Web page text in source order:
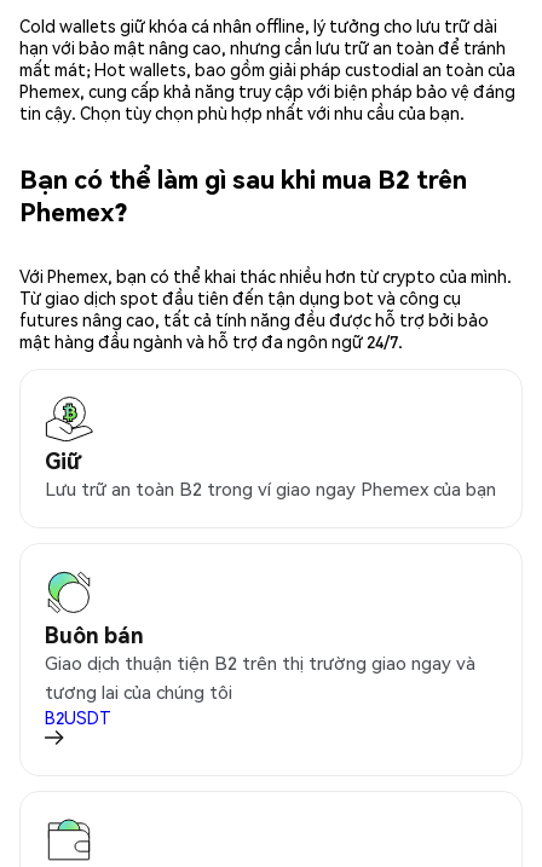
Cold wallets giữ khóa cá nhân offline, lý tưởng cho lưu trữ dài
hạn với bảo mật nâng cao, nhưng cần lưu trữ an toàn để tránh
mất mát; Hot wallets, bao gồm giải pháp custodial an toàn của
Phemex, cung cấp khả năng truy cập với biện pháp bảo vệ đáng
tin cậy. Chọn tùy chọn phù hợp nhất với nhu cầu của bạn.
Bạn có thể làm gì sau khi mua B2 trên
Phemex?
Với Phemex, bạn có thể khai thác nhiều hơn từ crypto của mình.
Từ giao dịch spot đầu tiên đến tận dụng bot và công cụ
futures nâng cao, tất cả tính năng đều được hỗ trợ bởi bảo
mật hàng đầu ngành và hỗ trợ đa ngôn ngữ 24/7.
Giữ
Lưu trữ an toàn B2 trong ví giao ngay Phemex của bạn
Buôn bán
Giao dịch thuận tiện B2 trên thị trường giao ngay và
tương lai của chúng tôi
B2USDT